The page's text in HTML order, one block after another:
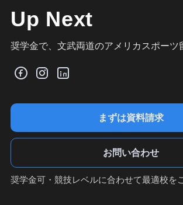
Up Next
奨学金で、文武両道のアメリカスポーツ
まずは資料請求
お問い合わせ
奨学金可・競技レベルに合わせて最適校を